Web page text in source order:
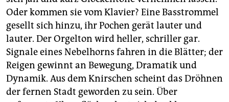
Oder kommen sie vom Klavier? Eine Bass­trommel
gesellt sich hinzu, ihr Pochen gerät lauter und
lauter. Der Orgelton wird heller, schriller gar.
Signale eines Nebelhorns fahren in die Blätter; der
Reigen gewinnt an Bewegung, Dramatik und
Dynamik. Aus dem Knirschen scheint das Dröhnen
der fernen Stadt geworden zu sein. Über